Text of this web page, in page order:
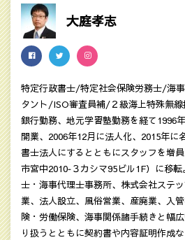
大庭孝志
特定行政書士/特定社会保険労務士/海
タント/ISO審査員補/２級海上特殊無線
銀行勤務、地元学習塾勤務を経て1996
開業、2006年12月に法人化、2015年に
書士法人にするとともにスタッフを増
市宮中2010‐３カシマ95ビル1F）に移
士・海事代理士事務所、株式会社ステ
業、法人設立、風俗営業、産廃業、入
険・労働保険、海事関係諸手続きと幅
り扱うとともに契約書や内容証明作成